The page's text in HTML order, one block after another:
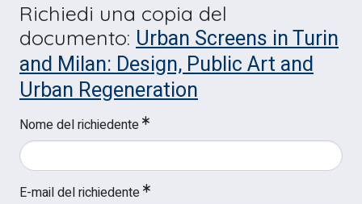
Richiedi una copia del
documento: Urban Screens in Turin
and Milan: Design, Public Art and
Urban Regeneration
Nome del richiedente
E-mail del richiedente